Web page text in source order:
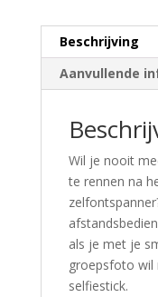
Beschrijving
Aanvullende
Wil je nooit
te rennen na
als je met je
groepsfoto
selfiestick.